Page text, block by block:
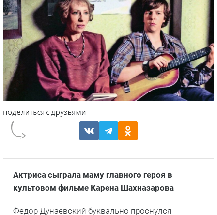
Актриса сыграла маму главного героя в
культовом фильме Карена Шахназарова
Федор Дунаевский буквально проснулся